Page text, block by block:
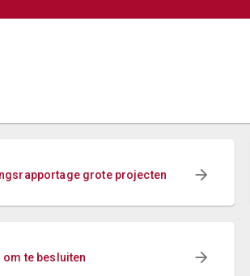
grote projecten
te besluiten